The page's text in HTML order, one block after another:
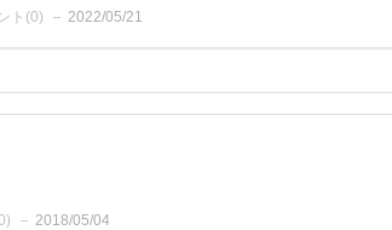
ト(0) 2022/05/21
) 2018/05/04